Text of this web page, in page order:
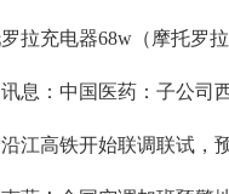
拉充电器68w（摩托罗拉
息：中国医药：子公司
江高铁开始联调联试，